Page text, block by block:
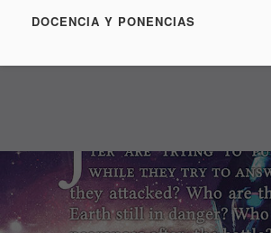
DOCENCIA Y PONENCIAS